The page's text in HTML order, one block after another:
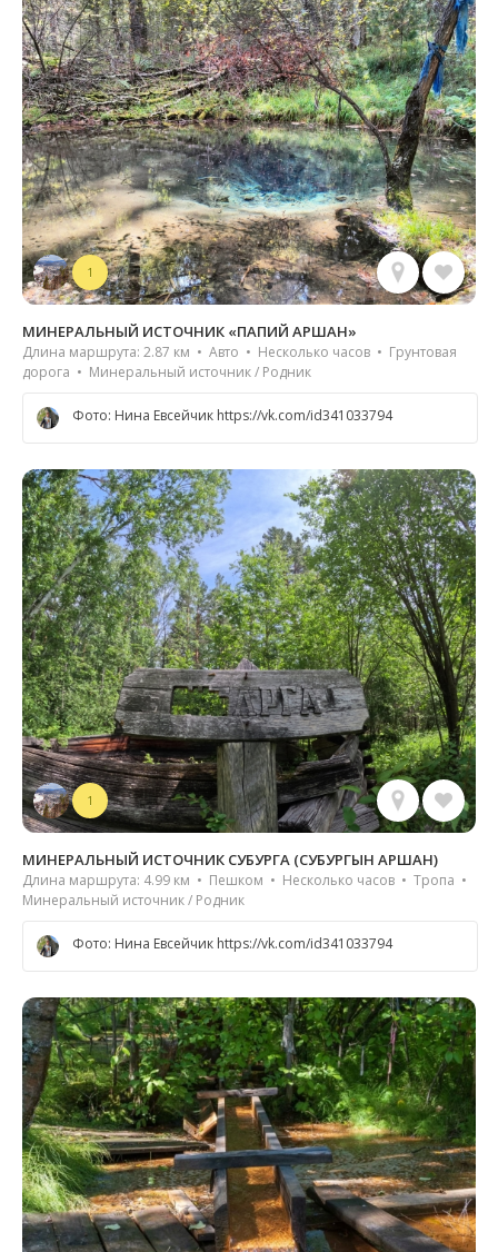
1
МИНЕРАЛЬНЫЙ ИСТОЧНИК «ПАПИЙ АРШАН»
Длина маршрута: 2.87 км • Авто • Несколько часов • Грунтовая
дорога • Минеральный источник / Родник
Фото: Нина Евсейчик https://vk.com/id341033794
1
МИНЕРАЛЬНЫЙ ИСТОЧНИК СУБУРГА (СУБУРГЫН АРШАН)
Длина маршрута: 4.99 км • Пешком • Несколько часов • Тропа •
Минеральный источник / Родник
Фото: Нина Евсейчик https://vk.com/id341033794